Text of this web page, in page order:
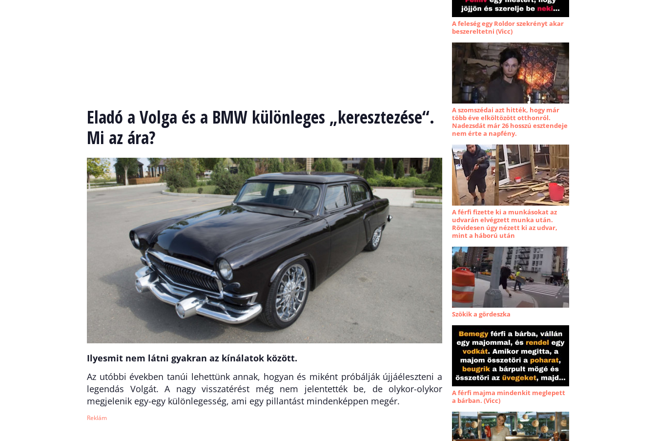
Eladó a Volga és a BMW különleges „keresztezése“.
Mi az ára?
Ilyesmit nem látni gyakran az kínálatok között.
Az utóbbi években tanúi lehettünk annak, hogyan és miként próbálják újjáéleszteni a
legendás Volgát. A nagy visszatérést még nem jelentették be, de olykor-olykor
megjelenik egy-egy különlegesség, ami egy pillantást mindenképpen megér.
Reklám
A feleség egy Roldor szekrényt akar
beszereltetni (Vicc)
A szomszédai azt hitték, hogy már
több éve elköltözött otthonról.
Nadezsdát már 26 hosszú esztendeje
nem érte a napfény.
A férfi fizette ki a munkásokat az
udvarán elvégzett munka után.
Rövidesen úgy nézett ki az udvar,
mint a háború után
Szökik a gördeszka
A férfi majma mindenkit meglepett
a bárban. (Vicc)